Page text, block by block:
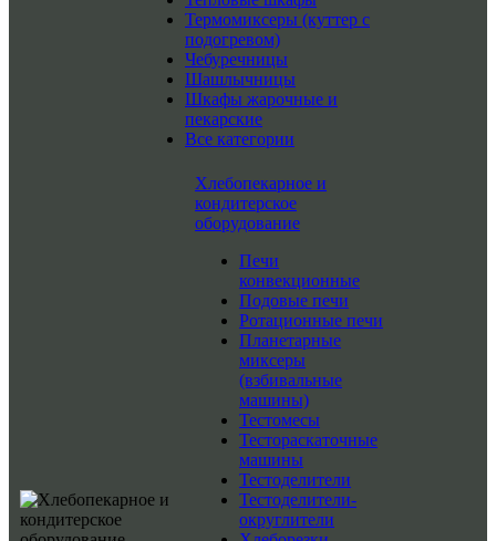
Термомиксеры (куттер с
подогревом)
Чебуречницы
Шашлычницы
Шкафы жарочные и
пекарские
Все категории
Хлебопекарное и
кондитерское
оборудование
Печи
конвекционные
Подовые печи
Ротационные печи
Планетарные
миксеры
(взбивальные
машины)
Тестомесы
Тестораскаточные
машины
Тестоделители
Тестоделители-
округлители